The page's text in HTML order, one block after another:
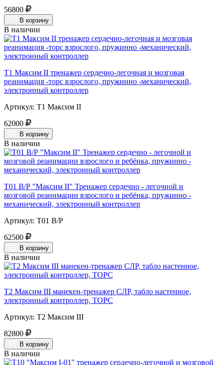
56800
В корзину
В наличии
Т1 Максим II тренажер сердечно-легочная и мозговая
реанимация -торс взрослого, пружинно -механический,
электронный контроллер
Артикул: Т1 Максим II
62000
В корзину
В наличии
Т01 В/Р "Максим II" Тренажер сердечно - легочной и
мозговой реанимации взрослого и ребёнка, пружинно -
механический, электронный контроллер
Артикул: Т01 В/Р
62500
В корзину
В наличии
Т2 Максим III манекен-тренажер СЛР, табло настенное,
электронный контроллер, ТОРС
Артикул: Т2 Максим III
82800
В корзину
В наличии